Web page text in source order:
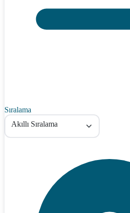
Sıralama
Akıllı Sıralama